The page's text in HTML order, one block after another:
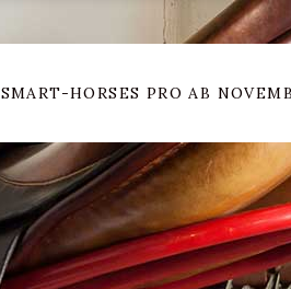
SMART-HORSES PRO AB